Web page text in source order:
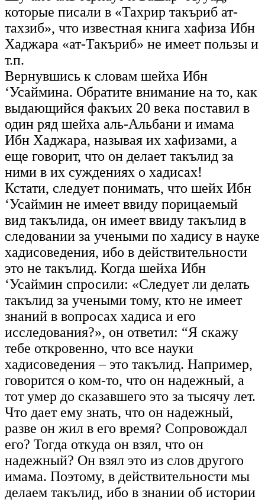
которые писали в «Тахрир такъриб ат-
тахзиб», что известная книга хафиза Ибн
Хаджара «ат-Такъриб» не имеет пользы и
т.п.
Вернувшись к словам шейха Ибн
‘Усаймина. Обратите внимание на то, как
выдающийся факъих 20 века поставил в
один ряд шейха аль-Альбани и имама
Ибн Хаджара, называя их хафизами, а
еще говорит, что он делает такълид за
ними в их суждениях о хадисах!
Кстати, следует понимать, что шейх Ибн
‘Усаймин не имеет ввиду порицаемый
вид такълида, он имеет ввиду такълид в
следовании за учеными по хадису в науке
хадисоведения, ибо в действительности
это не такълид. Когда шейха Ибн
‘Усаймин спросили: «Следует ли делать
такълид за учеными тому, кто не имеет
знаний в вопросах хадиса и его
исследования?», он ответил: “Я скажу
тебе откровенно, что все науки
хадисоведения – это такълид. Например,
говорится о ком-то, что он надежный, а
тот умер до сказавшего это за тысячу лет.
Что дает ему знать, что он надежный,
разве он жил в его время? Сопровождал
его? Тогда откуда он взял, что он
надежный? Он взял это из слов другого
имама. Поэтому, в действительности мы
делаем такълид, ибо в знании об истории